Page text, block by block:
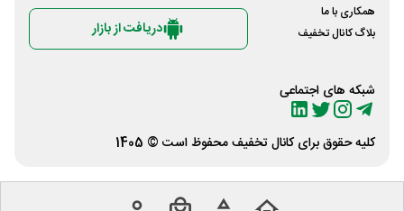
همکاری با ما
بلاگ کانال تخفیف
شبکه های اجتماعی
دریافت از بازار
کلیه حقوق برای کانال تخفیفمحفوظ است © 1405